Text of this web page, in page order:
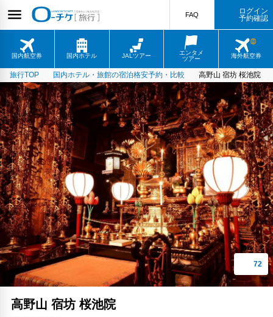
国内航空券 国内ホテル JALツアー
エンタメ
ツアー
海外航空券
FAQ
ログイン
予約確認
旅行TOP 国内ホテル・旅館の宿泊格安予約・比較 高野山 宿坊 桜池院
高野山 宿坊 桜池院